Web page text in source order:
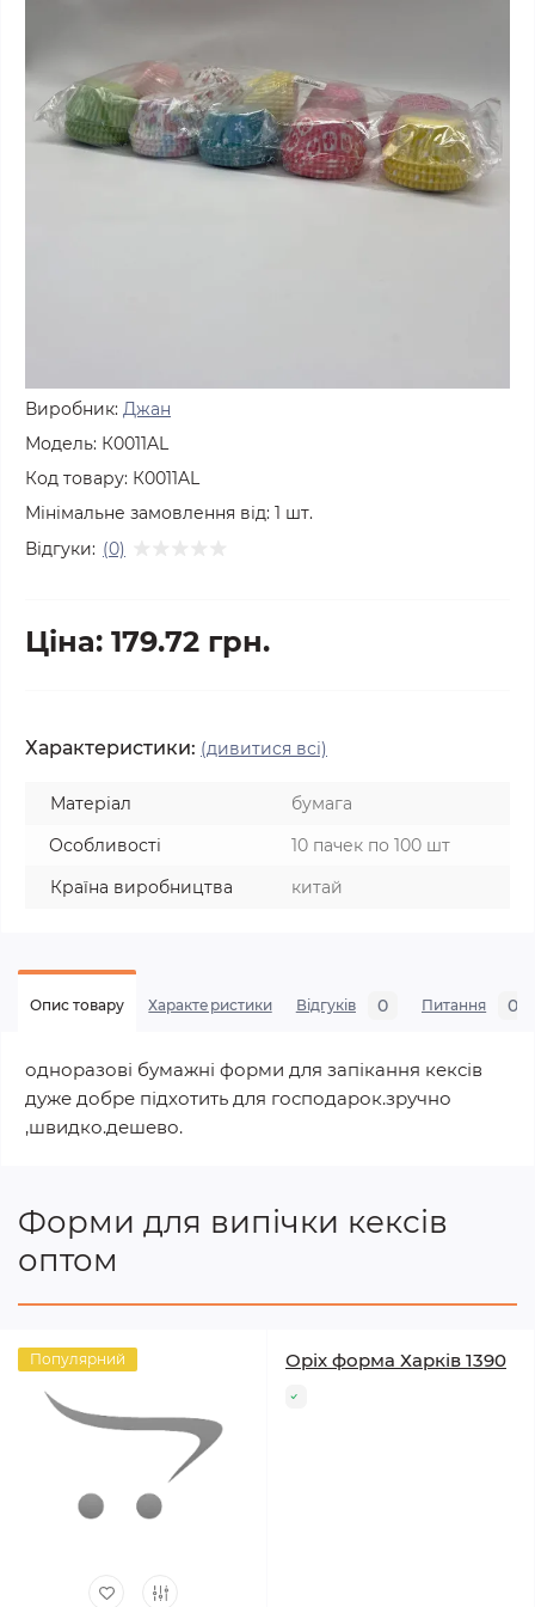
Виробник: Джан
Модель: К0011AL
Код товару: К0011AL
Мінімальне замовлення від: 1 шт.
Відгуки: (0)
Ціна: 179.72 грн.
Характеристики: (дивитися всі)
Матеріал
бумага
Особливості
10 пачек по 100 шт
Країна виробництва
китай
Опис товару Характеристики Відгуків 0 Питання 0
одноразові бумажні форми для запікання кексів
дуже добре підхотить для господарок.зручно
,швидко.дешево.
Форми для випічки кексів
оптом
Популярний Оріх форма Харків 1390